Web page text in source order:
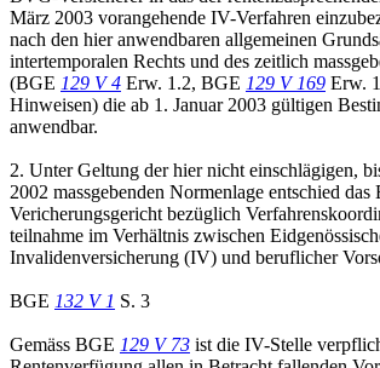
März 2003 vorangehende IV-Verfahren
nach den hier anwendbaren allgemeinen
intertemporalen Rechts und des zeitlich
(BGE 129 V 4 Erw. 1.2, BGE 129 V 169 Erw.
Hinweisen) die ab 1. Januar 2003 gültigen
anwendbar.
2. Unter Geltung der hier nicht einschlägigen,
2002 massgebenden Normenlage entschied das
Vericherungsgericht bezüglich
teilnahme im Verhältnis zwischen
Invalidenversicherung (IV) und beruflicher
BGE 132 V 1 S. 3
Gemäss BGE 129 V 73 ist die IV-Stelle